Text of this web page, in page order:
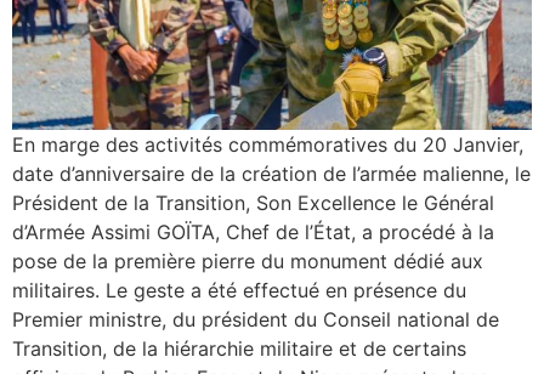
En marge des activités commémoratives du 20 Janvier,
date d’anniversaire de la création de l’armée malienne, le
Président de la Transition, Son Excellence le Général
d’Armée Assimi GOÏTA, Chef de l’État, a procédé à la
pose de la première pierre du monument dédié aux
militaires. Le geste a été effectué en présence du
Premier ministre, du président du Conseil national de
Transition, de la hiérarchie militaire et de certains